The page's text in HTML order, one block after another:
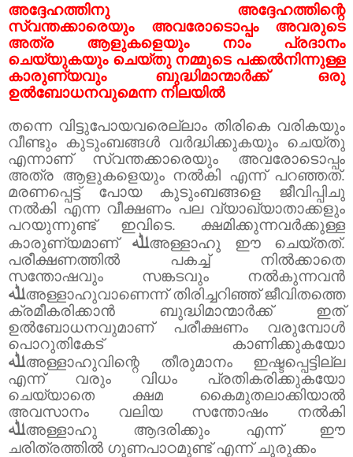
അദ്ദേഹത്തിനു അദ്ദേഹത്തിന്റെ
സ്വന്തക്കാരെയും അവരോടൊപ്പം അവരുടെ
അത്ര ആളുകളെയും നാം പ്രദാനം
ചെയ്യുകയും ചെയ്തു നമ്മുടെ പക്കൽനിന്നുള്ള
കാരുണ്യവും ബുദ്ധിമാന്മാർക്ക് ഒരു
ഉൽബോധനവുമെന്ന നിലയിൽ
തന്നെ വിട്ടുപോയവരെല്ലാം തിരികെ വരികയും
വീണ്ടും കുടുംബങ്ങൾ വർദ്ധിക്കുകയും ചെയ്തു
എന്നാണ് സ്വന്തക്കാരെയും അവരോടൊപ്പം
അത്ര ആളുകളെയും നൽകി എന്ന് പറഞ്ഞത്.
മരണപ്പെട്ട് പോയ കുടുംബങ്ങളെ ജീവിപ്പിചു
നൽകി എന്ന വീക്ഷണം പല വ്യാഖ്യാതാക്കളും
പറയുന്നുണ്ട് ഇവിടെ. ക്ഷമിക്കുന്നവർക്കുള്ള
കാരുണ്യമാണ് ﷲഅള്ളാഹു ഈ ചെയ്തത്.
പരീക്ഷണത്തിൽ പകച്ച് നിൽക്കാതെ
സന്തോഷവും സങ്കടവും നൽകുന്നവൻ
ﷲഅള്ളാഹുവാണെന്ന് തിരിച്ചറിഞ്ഞ് ജീവിതത്തെ
ക്രമീകരിക്കാൻ ബുദ്ധിമാന്മാർക്ക് ഇത്
ഉൽബോധനവുമാണ് പരീക്ഷണം വരുമ്പോൾ
പൊറുതികേട് കാണിക്കുകയോ
ﷲഅള്ളാഹുവിന്റെ തീരുമാനം ഇഷ്ടപ്പെട്ടില്ല
എന്ന് വരും വിധം പ്രതികരിക്കുകയോ
ചെയ്യാതെ ക്ഷമ കൈമുതലാക്കിയാൽ
അവസാനം വലിയ സന്തോഷം നൽകി
ﷲഅള്ളാഹു ആദരിക്കും എന്ന് ഈ
ചരിത്രത്തിൽ ഗുണപാഠമുണ്ട് എന്ന് ചുരുക്കം